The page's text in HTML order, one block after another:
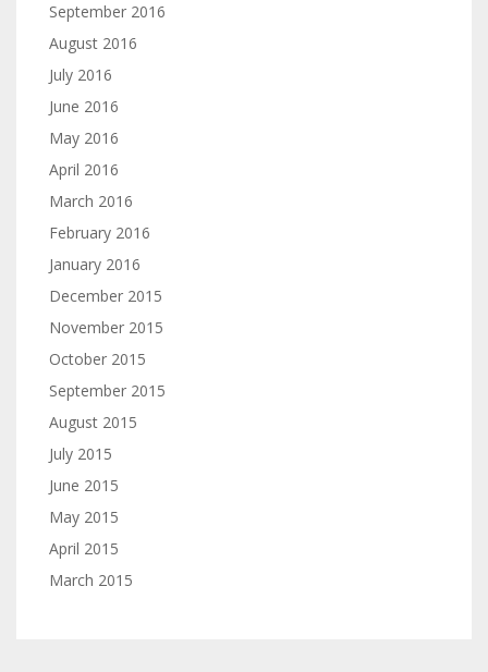
September 2016
August 2016
July 2016
June 2016
May 2016
April 2016
March 2016
February 2016
January 2016
December 2015
November 2015
October 2015
September 2015
August 2015
July 2015
June 2015
May 2015
April 2015
March 2015